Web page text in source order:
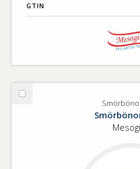
GTIN
Välj